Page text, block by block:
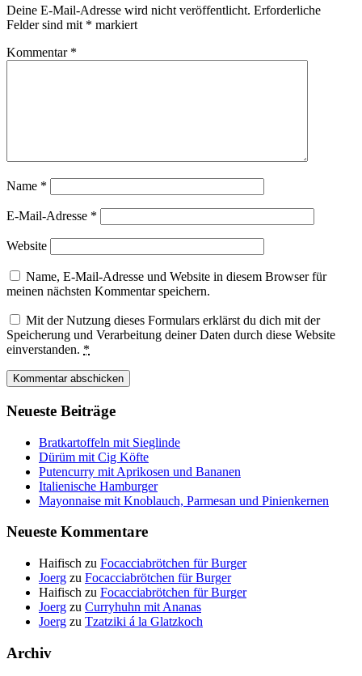
Deine E-Mail-Adresse wird nicht veröffentlicht. Erforderliche
Felder sind mit * markiert
Kommentar *
Name *
E-Mail-Adresse *
Website
Name, E-Mail-Adresse und Website in diesem Browser für
meinen nächsten Kommentar speichern.
Mit der Nutzung dieses Formulars erklärst du dich mit der
Speicherung und Verarbeitung deiner Daten durch diese Website
einverstanden. *
Neueste Beiträge
Bratkartoffeln mit Sieglinde
Dürüm mit Cig Köfte
Putencurry mit Aprikosen und Bananen
Italienische Hamburger
Mayonnaise mit Knoblauch, Parmesan und Pinienkernen
Neueste Kommentare
Haifisch zu Focacciabrötchen für Burger
Joerg zu Focacciabrötchen für Burger
Haifisch zu Focacciabrötchen für Burger
Joerg zu Curryhuhn mit Ananas
Joerg zu Tzatziki á la Glatzkoch
Archiv